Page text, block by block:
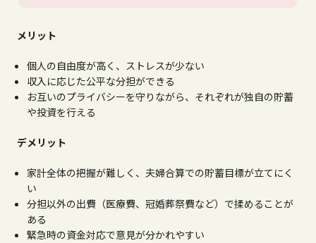
メリット
個人の自由度が高く、ストレスが少ない
収入に応じた公平な分担ができる
お互いのプライバシーを守りながら、それぞれが独自の貯蓄
や投資を行える
デメリット
家計全体の把握が難しく、夫婦合算での貯蓄目標が立てにく
い
分担以外の出費（医療費、冠婚葬祭費など）で揉めることが
ある
緊急時の資金対応で意見が分かれやすい